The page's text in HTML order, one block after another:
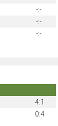
-:-
-:-
-:-
4:1
0:4